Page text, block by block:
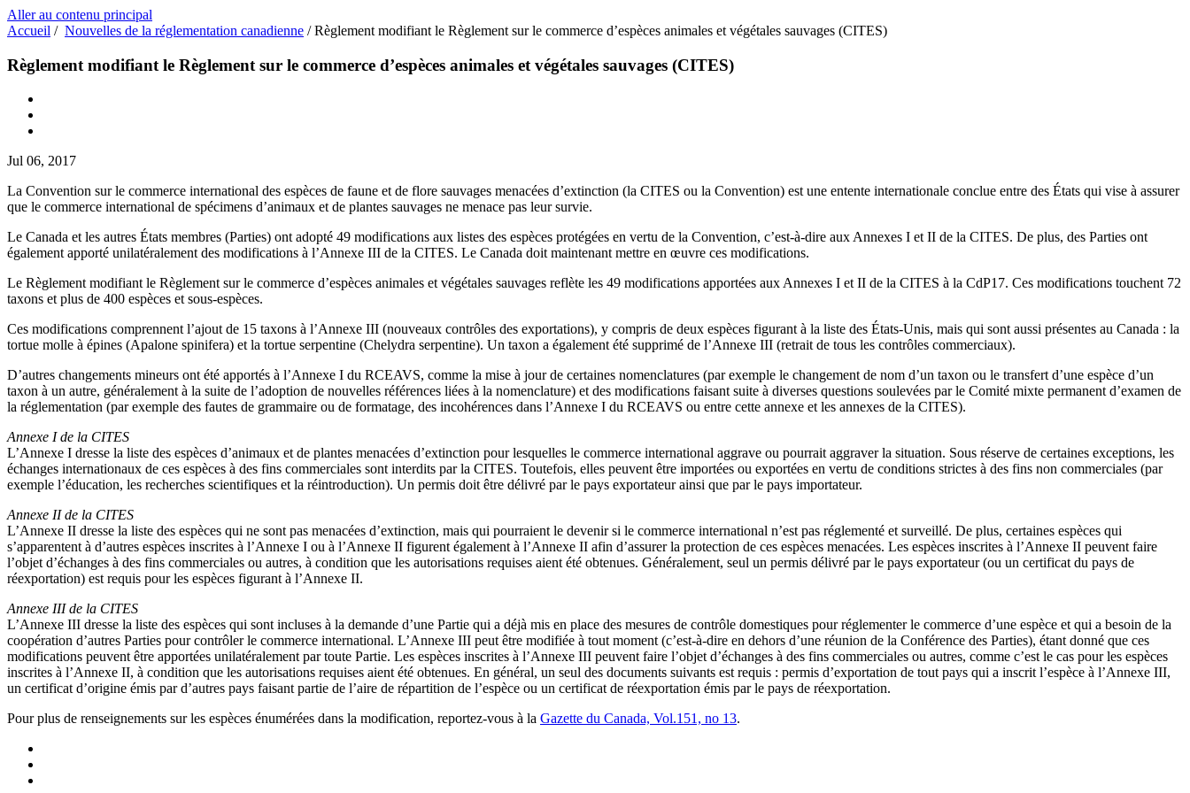
Aller au contenu principal
Accueil / Nouvelles de la réglementation canadienne /Règlement modifiant le Règlement sur le commerce d’espèces animales et végétales sauvages (CITES)
Règlement modifiant le Règlement sur le commerce d’espèces animales et végétales sauvages (CITES)
Jul 06, 2017
La Convention sur le commerce international des espèces de faune et de flore sauvages menacées d’extinction (la CITES ou la Convention) est une entente internationale conclue entre des États qui vise à assurer
que le commerce international de spécimens d’animaux et de plantes sauvages ne menace pas leur survie.
Le Canada et les autres États membres (Parties) ont adopté 49 modifications aux listes des espèces protégées en vertu de la Convention, c’est-à-dire aux Annexes I et II de la CITES. De plus, des Parties ont
également apporté unilatéralement des modifications à l’Annexe III de la CITES. Le Canada doit maintenant mettre en œuvre ces modifications.
Le Règlement modifiant le Règlement sur le commerce d’espèces animales et végétales sauvages reflète les 49 modifications apportées aux Annexes I et II de la CITES à la CdP17. Ces modifications touchent 72
taxons et plus de 400 espèces et sous-espèces.
Ces modifications comprennent l’ajout de 15 taxons à l’Annexe III (nouveaux contrôles des exportations), y compris de deux espèces figurant à la liste des États-Unis, mais qui sont aussi présentes au Canada : la
tortue molle à épines (Apalone spinifera) et la tortue serpentine (Chelydra serpentine). Un taxon a également été supprimé de l’Annexe III (retrait de tous les contrôles commerciaux).
D’autres changements mineurs ont été apportés à l’Annexe I du RCEAVS, comme la mise à jour de certaines nomenclatures (par exemple le changement de nom d’un taxon ou le transfert d’une espèce d’un
taxon à un autre, généralement à la suite de l’adoption de nouvelles références liées à la nomenclature) et des modifications faisant suite à diverses questions soulevées par le Comité mixte permanent d’examen de
la réglementation (par exemple des fautes de grammaire ou de formatage, des incohérences dans l’Annexe I du RCEAVS ou entre cette annexe et les annexes de la CITES).
Annexe I de la CITES
L’Annexe I dresse la liste des espèces d’animaux et de plantes menacées d’extinction pour lesquelles le commerce international aggrave ou pourrait aggraver la situation. Sous réserve de certaines exceptions, les
échanges internationaux de ces espèces à des fins commerciales sont interdits par la CITES. Toutefois, elles peuvent être importées ou exportées en vertu de conditions strictes à des fins non commerciales (par
exemple l’éducation, les recherches scientifiques et la réintroduction). Un permis doit être délivré par le pays exportateur ainsi que par le pays importateur.
Annexe II de la CITES
L’Annexe II dresse la liste des espèces qui ne sont pas menacées d’extinction, mais qui pourraient le devenir si le commerce international n’est pas réglementé et surveillé. De plus, certaines espèces qui
s’apparentent à d’autres espèces inscrites à l’Annexe I ou à l’Annexe II figurent également à l’Annexe II afin d’assurer la protection de ces espèces menacées. Les espèces inscrites à l’Annexe II peuvent faire
l’objet d’échanges à des fins commerciales ou autres, à condition que les autorisations requises aient été obtenues. Généralement, seul un permis délivré par le pays exportateur (ou un certificat du pays de
réexportation) est requis pour les espèces figurant à l’Annexe II.
Annexe III de la CITES
L’Annexe III dresse la liste des espèces qui sont incluses à la demande d’une Partie qui a déjà mis en place des mesures de contrôle domestiques pour réglementer le commerce d’une espèce et qui a besoin de la
coopération d’autres Parties pour contrôler le commerce international. L’Annexe III peut être modifiée à tout moment (c’est-à-dire en dehors d’une réunion de la Conférence des Parties), étant donné que ces
modifications peuvent être apportées unilatéralement par toute Partie. Les espèces inscrites à l’Annexe III peuvent faire l’objet d’échanges à des fins commerciales ou autres, comme c’est le cas pour les espèces
inscrites à l’Annexe II, à condition que les autorisations requises aient été obtenues. En général, un seul des documents suivants est requis : permis d’exportation de tout pays qui a inscrit l’espèce à l’Annexe III,
un certificat d’origine émis par d’autres pays faisant partie de l’aire de répartition de l’espèce ou un certificat de réexportation émis par le pays de réexportation.
Pour plus de renseignements sur les espèces énumérées dans la modification, reportez-vous à la Gazette du Canada, Vol.151, no 13.